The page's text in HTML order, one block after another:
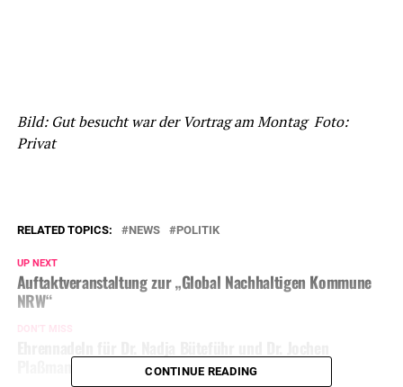
Bild: Gut besucht war der Vortrag am Montag Foto:
Privat
RELATED TOPICS: NEWS POLITIK
UP NEXT
Auftaktveranstaltung zur „Global Nachhaltigen Kommune
NRW“
DON'T MISS
Plaßmann
CONTINUE READING